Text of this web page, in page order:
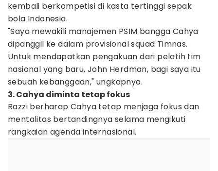
kembali berkompetisi di kasta tertinggi sepak
bola Indonesia.
"Saya mewakili manajemen PSIM bangga Cahya
dipanggil ke dalam provisional squad Timnas.
Untuk mendapatkan pengakuan dari pelatih tim
nasional yang baru, John Herdman, bagi saya itu
sebuah kebanggaan," ungkapnya.
3. Cahya diminta tetap fokus
Razzi berharap Cahya tetap menjaga fokus dan
mentalitas bertandingnya selama mengikuti
rangkaian agenda internasional.